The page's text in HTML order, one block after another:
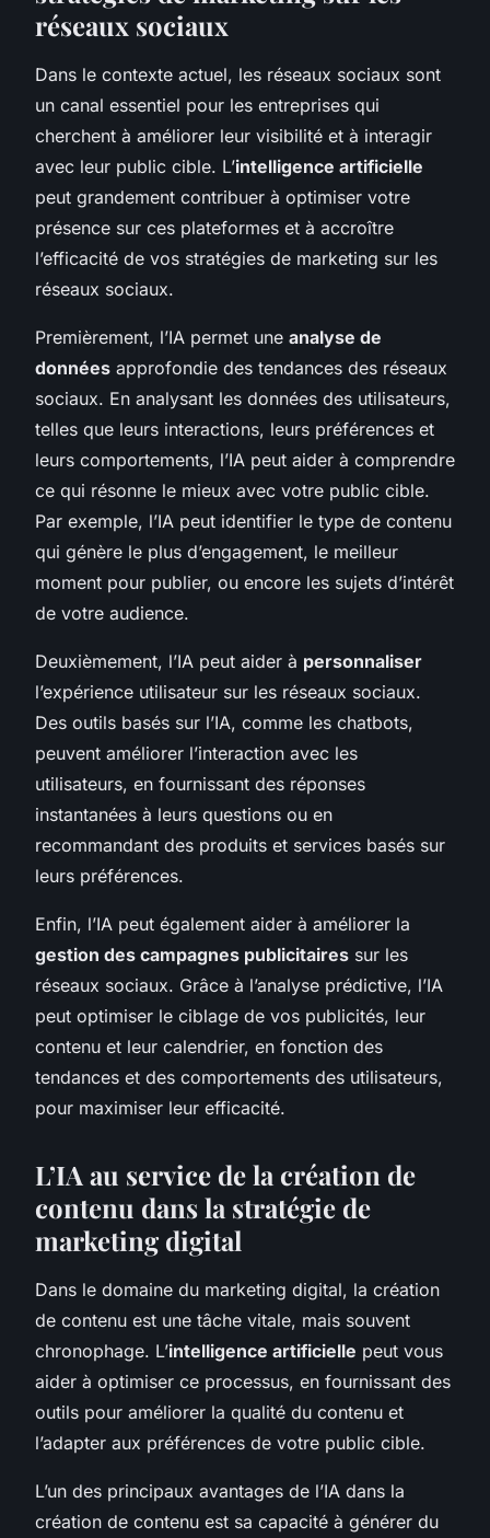
réseaux sociaux
Dans le contexte actuel, les réseaux sociaux sont
un canal essentiel pour les entreprises qui
cherchent à améliorer leur visibilité et à interagir
avec leur public cible. L’intelligence artificielle
peut grandement contribuer à optimiser votre
présence sur ces plateformes et à accroître
l’efficacité de vos stratégies de marketing sur les
réseaux sociaux.
Premièrement, l’IA permet une analyse de
données approfondie des tendances des réseaux
sociaux. En analysant les données des utilisateurs,
telles que leurs interactions, leurs préférences et
leurs comportements, l’IA peut aider à comprendre
ce qui résonne le mieux avec votre public cible.
Par exemple, l’IA peut identifier le type de contenu
qui génère le plus d’engagement, le meilleur
moment pour publier, ou encore les sujets d’intérêt
de votre audience.
Deuxièmement, l’IA peut aider à personnaliser
l’expérience utilisateur sur les réseaux sociaux.
Des outils basés sur l’IA, comme les chatbots,
peuvent améliorer l’interaction avec les
utilisateurs, en fournissant des réponses
instantanées à leurs questions ou en
recommandant des produits et services basés sur
leurs préférences.
Enfin, l’IA peut également aider à améliorer la
gestion des campagnes publicitaires sur les
réseaux sociaux. Grâce à l’analyse prédictive, l’IA
peut optimiser le ciblage de vos publicités, leur
contenu et leur calendrier, en fonction des
tendances et des comportements des utilisateurs,
pour maximiser leur efficacité.
L’IA au service de la création de
contenu dans la stratégie de
marketing digital
Dans le domaine du marketing digital, la création
de contenu est une tâche vitale, mais souvent
chronophage. L’intelligence artificielle peut vous
aider à optimiser ce processus, en fournissant des
outils pour améliorer la qualité du contenu et
l’adapter aux préférences de votre public cible.
L’un des principaux avantages de l’IA dans la
création de contenu est sa capacité à générer du